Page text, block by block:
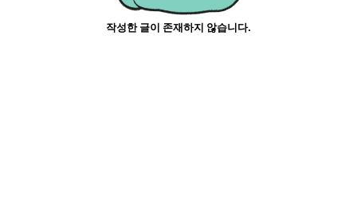
작성한 글이 존재하지 않습니다.